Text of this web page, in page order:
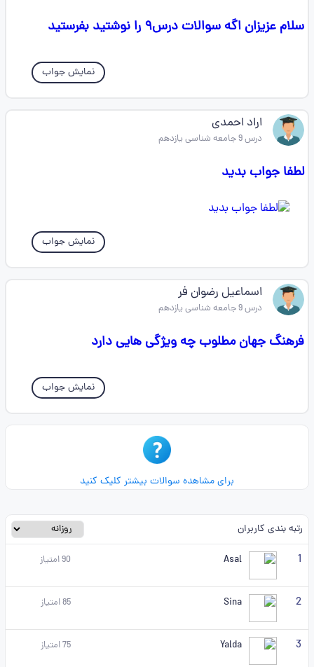
سلام عزیزان اگه سوالات درس۹ را نوشتید بفرستید
نمایش جواب
اراد احمدی
درس 9 جامعه شناسی یازدهم
لطفا جواب بدید
نمایش جواب
اسماعیل رضوان فر
درس 9 جامعه شناسی یازدهم
فرهنگ جهان مطلوب چه ویژگی هایی دارد
نمایش جواب
برای مشاهده سوالات بیشتر کلیک کنید
رتبه بندی کاربران
1
Asal
90امتیاز
2
Sina
85امتیاز
3
Yalda
75امتیاز